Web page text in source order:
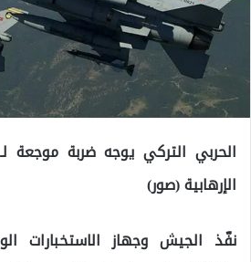
الحربي التركي يوجه ضربة موجعة
الإرهابية (صور)
نفّذ الجيش وجهاز الاستخبارات